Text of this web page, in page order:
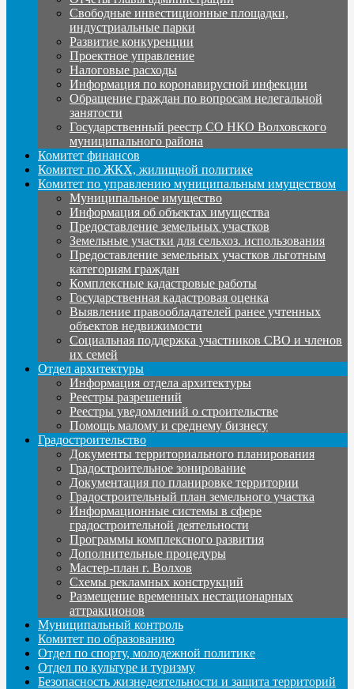
Свободные инвестиционные площадки,
индустриальные парки
Развитие конкуренции
Проектное управление
Налоговые расходы
Информация по коронавирусной инфекции
Обращение граждан по вопросам нелегальной
занятости
Государственный реестр СО НКО Волховского
муниципального района
Комитет финансов
Комитет по ЖКХ, жилищной политике
Комитет по управлению муниципальным имуществом
Муниципальное имущество
Информация об объектах имущества
Предоставление земельных участков
Земельные участки для сельхоз. использования
Предоставление земельных участков льготным
категориям граждан
Комплексные кадастровые работы
Государственная кадастровая оценка
Выявление правообладателей ранее учтенных
объектов недвижимости
Социальная поддержка участников СВО и членов
их семей
Отдел архитектуры
Информация отдела архитектуры
Реестры разрешений
Реестры уведомлений о строительстве
Помощь малому и среднему бизнесу
Градостроительство
Документы территориального планирования
Градостроительное зонирование
Документация по планировке территории
Градостроительный план земельного участка
Информационные системы в сфере
градостроительной деятельности
Программы комплексного развития
Дополнительные процедуры
Мастер-план г. Волхов
Схемы рекламных конструкций
Размещение временных нестационарных
аттракционов
Муниципальный контроль
Комитет по образованию
Отдел по спорту, молодежной политике
Отдел по культуре и туризму
Безопасность жизнедеятельности и защита территорий